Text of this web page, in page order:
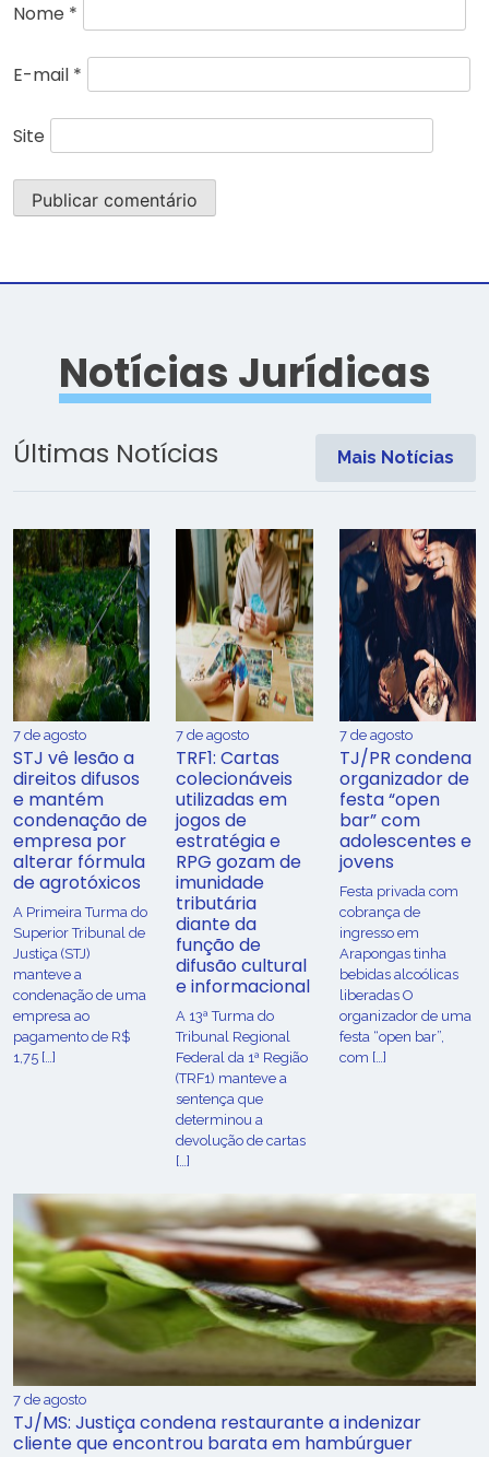
Nome *
E-mail *
Site
Notícias Jurídicas
Últimas Notícias Mais Notícias
7 de agosto
STJ vê lesão a
direitos difusos
e mantém
condenação de
empresa por
alterar fórmula
de agrotóxicos
​A Primeira Turma do
Superior Tribunal de
Justiça (STJ)
manteve a
condenação de uma
empresa ao
pagamento de R$
1,75 […]
7 de agosto
TRF1: Cartas
colecionáveis
utilizadas em
jogos de
estratégia e
RPG gozam de
imunidade
tributária
diante da
função de
difusão cultural
e informacional
A 13ª Turma do
Tribunal Regional
Federal da 1ª Região
(TRF1) manteve a
sentença que
determinou a
devolução de cartas
[…]
7 de agosto
TJ/PR condena
organizador de
festa “open
bar” com
adolescentes e
jovens
Festa privada com
cobrança de
ingresso em
Arapongas tinha
bebidas alcoólicas
liberadas O
organizador de uma
festa “open bar”,
com […]
7 de agosto
TJ/MS: Justiça condena restaurante a indenizar
cliente que encontrou barata em hambúrguer